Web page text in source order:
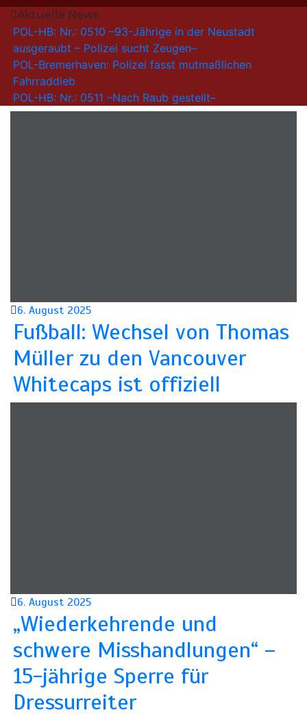
Aktuelle News
POL-HB: Nr.: 0510 –93-Jährige in der Neustadt
ausgeraubt – Polizei sucht Zeugen–
POL-Bremerhaven: Polizei fasst mutmaßlichen
Fahrraddieb
POL-HB: Nr.: 0511 –Nach Raub gestellt–
6. August 2025
Fußball: Wechsel von Thomas
Müller zu den Vancouver
Whitecaps ist offiziell
6. August 2025
„Wiederkehrende und
schwere Misshandlungen“ –
15-jährige Sperre für
Dressurreiter